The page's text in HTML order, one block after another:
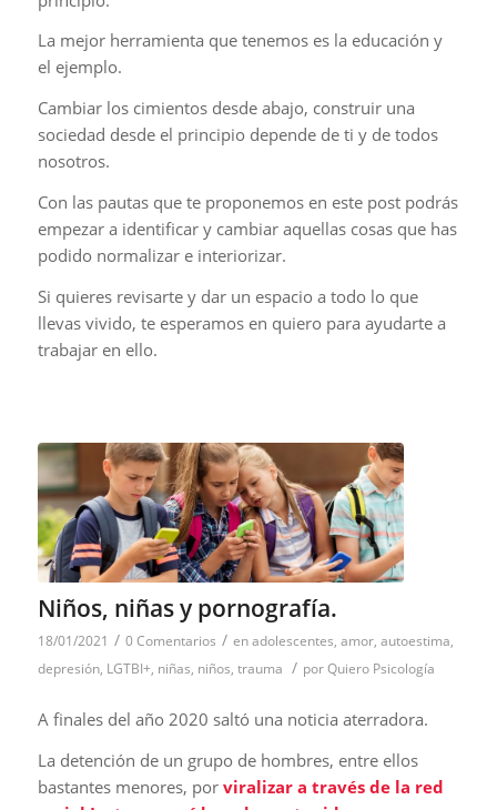
La mejor herramienta que tenemos es la educación y
el ejemplo.
Cambiar los cimientos desde abajo, construir una
sociedad desde el principio depende de ti y de todos
nosotros.
Con las pautas que te proponemos en este post podrás
empezar a identificar y cambiar aquellas cosas que has
podido normalizar e interiorizar.
Si quieres revisarte y dar un espacio a todo lo que
llevas vivido, te esperamos en quiero para ayudarte a
trabajar en ello.
Niños, niñas y pornografía.
18/01/2021 / 0 Comentarios / enadolescentes, amor, autoestima,
depresión, LGTBI+, niñas, niños, trauma / porQuiero Psicología
A finales del año 2020 saltó una noticia aterradora.
La detención de un grupo de hombres, entre ellos
bastantes menores, por viralizar a través de la red